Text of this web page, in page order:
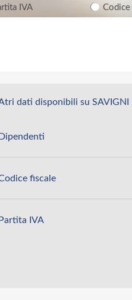
IVA Codice
dati disponibili su SAVIGNI
Dipendenti
fiscale
Partita IVA